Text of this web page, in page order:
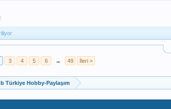
3 4 5 6 → 49 İleri >
Türkiye Hobby-Paylaşım